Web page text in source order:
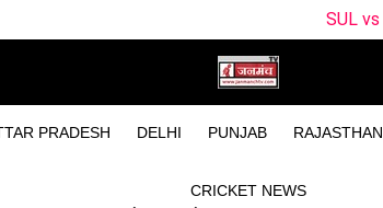
PRADESH DELHI PUNJAB RAJASTHAN
CRICKET NEWS
SUL vs WEF Dream11